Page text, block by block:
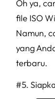
Oh ya,
file ISO
Namun,
yang
terbaru.